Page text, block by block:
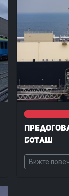
0%
0%
Боташ
Вижте